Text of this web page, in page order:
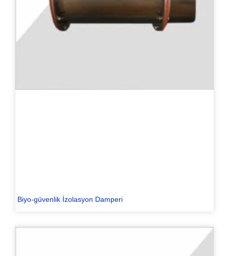
Biyo-güvenlik İzolasyon Damperi